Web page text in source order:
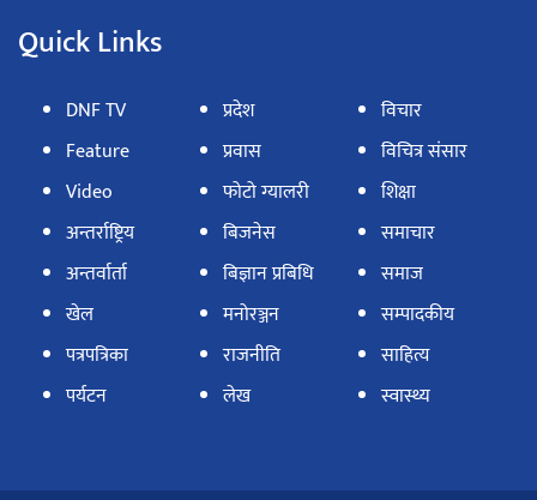
Quick Links
DNF TV
Feature
Video
अन्तर्राष्ट्रिय
अन्तर्वार्ता
खेल
पत्रपत्रिका
पर्यटन
प्रदेश
प्रवास
फोटो ग्यालरी
बिजनेस
बिज्ञान प्रबिधि
मनोरञ्जन
राजनीति
लेख
विचार
विचित्र संसार
शिक्षा
समाचार
समाज
सम्पादकीय
साहित्य
स्वास्थ्य